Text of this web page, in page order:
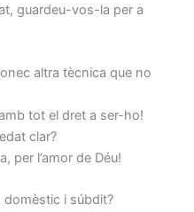
guardeu-vos-la per a
altra tècnica que no
tot el dret a ser-ho!
clar?
per l’amor de Déu!
domèstic i súbdit?